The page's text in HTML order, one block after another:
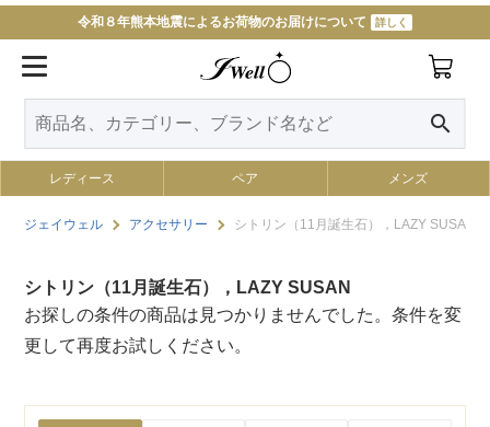
令和８年熊本地震によるお荷物のお届けについて 詳しく
search
レディース ペア メンズ
ジェイウェル アクセサリー シトリン（11月誕生石），LAZY SUSAN
シトリン（11月誕生石），LAZY SUSAN
お探しの条件の商品は見つかりませんでした。条件を変
更して再度お試しください。